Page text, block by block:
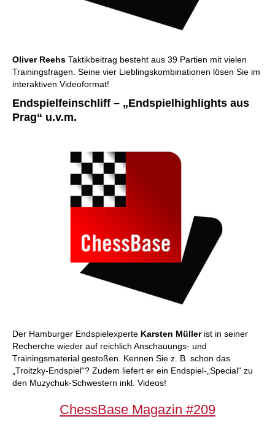
Oliver Reehs Taktikbeitrag besteht aus 39 Partien mit vielen
Trainingsfragen. Seine vier Lieblingskombinationen lösen Sie im
interaktiven Videoformat!
Endspielfeinschliff – „Endspielhighlights aus
Prag“ u.v.m.
Der Hamburger Endspielexperte Karsten Müller ist in seiner
Recherche wieder auf reichlich Anschauungs- und
Trainingsmaterial gestoßen. Kennen Sie z. B. schon das
„Troitzky-Endspiel“? Zudem liefert er ein Endspiel-„Special“ zu
den Muzychuk-Schwestern inkl. Videos!
ChessBase Magazin #209